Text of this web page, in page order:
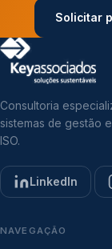
Solicitar
Consultoria
sistemas de gestão
ISO.
LinkedIn
NAVEGAÇÃO